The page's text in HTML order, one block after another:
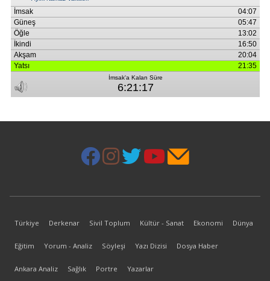
Türkiye Derkenar Sivil Toplum Kültür - Sanat Ekonomi Dünya
Eğitim Yorum - Analiz Söyleşi Yazı Dizisi Dosya Haber
Ankara Analiz Sağlık Portre Yazarlar